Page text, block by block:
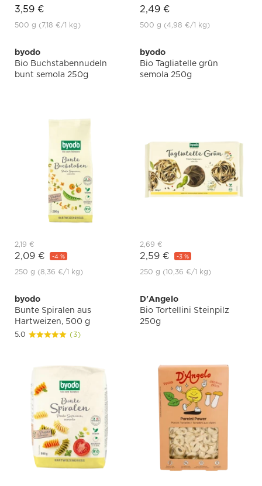
3,59 €
500 g (7,18 €/1 kg)
2,49 €
500 g (4,98 €/1 kg)
byodo
Bio Buchstabennudeln
bunt semola 250g
2,19 €
2,09 € -4 %
250 g (8,36 €/1 kg)
byodo
Bio Tagliatelle grün
semola 250g
2,69 €
2,59 € -3 %
250 g (10,36 €/1 kg)
byodo
Bunte Spiralen aus
Hartweizen, 500 g
5.0 (3)
D'Angelo
Bio Tortellini Steinpilz
250g